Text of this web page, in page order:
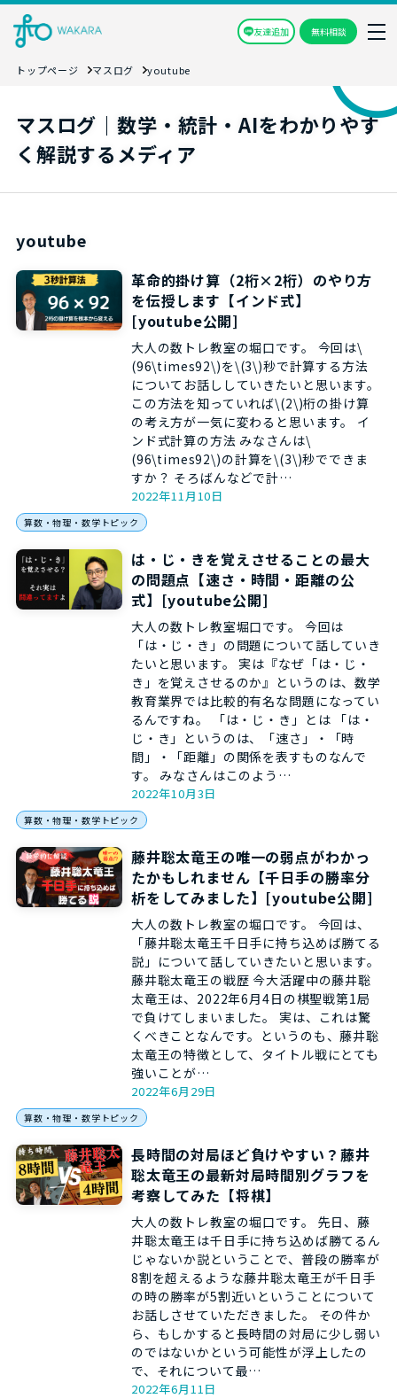
友達追加 無料相談
トップページ マスログ youtube
マスログ｜数学・統計・AIをわかりやす
く解説するメディア
youtube
革命的掛け算（2桁×2桁）のやり方
を伝授します【インド式】
[youtube公開]
大人の数トレ教室の堀口です。 今回は\
(96\times92\)を\(3\)秒で計算する方法
についてお話ししていきたいと思います。
この方法を知っていれば\(2\)桁の掛け算
の考え方が一気に変わると思います。 イ
ンド式計算の方法 みなさんは\
(96\times92\)の計算を\(3\)秒でできま
すか？ そろばんなどで計…
2022年11月10日
算数・物理・数学トピック
は・じ・きを覚えさせることの最大
の問題点【速さ・時間・距離の公
式】[youtube公開]
大人の数トレ教室堀口です。 今回は
「は・じ・き」の問題について話していき
たいと思います。 実は『なぜ「は・じ・
き」を覚えさせるのか』というのは、数学
教育業界では比較的有名な問題になってい
るんですね。 「は・じ・き」とは 「は・
じ・き」というのは、「速さ」・「時
間」・「距離」の関係を表すものなんで
す。 みなさんはこのよう…
2022年10月3日
算数・物理・数学トピック
藤井聡太竜王の唯一の弱点がわかっ
たかもしれません【千日手の勝率分
析をしてみました】[youtube公開]
大人の数トレ教室の堀口です。 今回は、
「藤井聡太竜王千日手に持ち込めば勝てる
説」について話していきたいと思います。
藤井聡太竜王の戦歴 今大活躍中の藤井聡
太竜王は、2022年6月4日の棋聖戦第1局
で負けてしまいました。 実は、これは驚
くべきことなんです。というのも、藤井聡
太竜王の特徴として、タイトル戦にとても
強いことが…
2022年6月29日
算数・物理・数学トピック
長時間の対局ほど負けやすい？藤井
聡太竜王の最新対局時間別グラフを
考察してみた【将棋】
大人の数トレ教室の堀口です。 先日、藤
井聡太竜王は千日手に持ち込めば勝てるん
じゃないか説ということで、普段の勝率が
8割を超えるような藤井聡太竜王が千日手
の時の勝率が5割近いということについて
お話しさせていただきました。 その件か
ら、もしかすると長時間の対局に少し弱い
のではないかという可能性が浮上したの
で、それについて最…
2022年6月11日